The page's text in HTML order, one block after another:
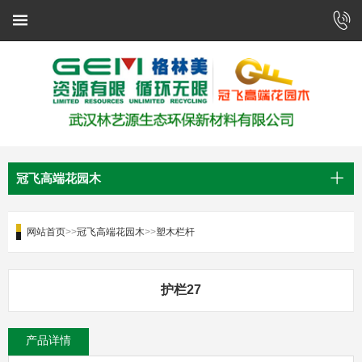
冠飞高端花园木
网站首页>>冠飞高端花园木>>塑木栏杆
护栏27
产品详情